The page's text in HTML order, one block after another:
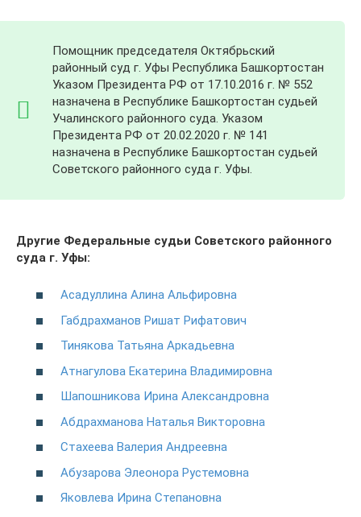
Помощник председателя Октябрьский
районный суд г. Уфы Республика Башкортостан
Указом Президента РФ от 17.10.2016 г. № 552
назначена в Республике Башкортостан судьей
Учалинского районного суда. Указом
Президента РФ от 20.02.2020 г. № 141
назначена в Республике Башкортостан судьей
Советского районного суда г. Уфы.
Другие Федеральные судьи Советского районного
суда г. Уфы:
Асадуллина Алина Альфировна
Габдрахманов Ришат Рифатович
Тинякова Татьяна Аркадьевна
Атнагулова Екатерина Владимировна
Шапошникова Ирина Александровна
Абдрахманова Наталья Викторовна
Стахеева Валерия Андреевна
Абузарова Элеонора Рустемовна
Яковлева Ирина Степановна